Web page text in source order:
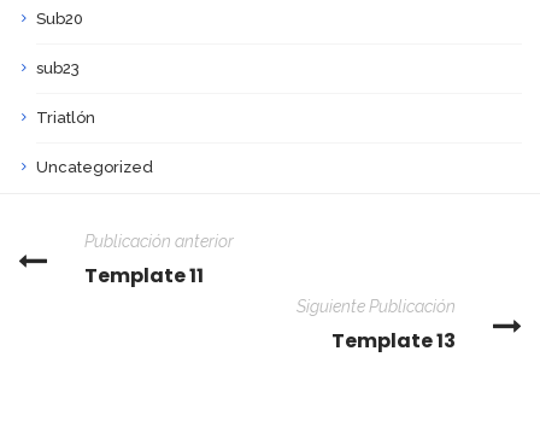
Sub20
sub23
Triatlón
Uncategorized
Publicación anterior
Template 11
Siguiente Publicación
Template 13